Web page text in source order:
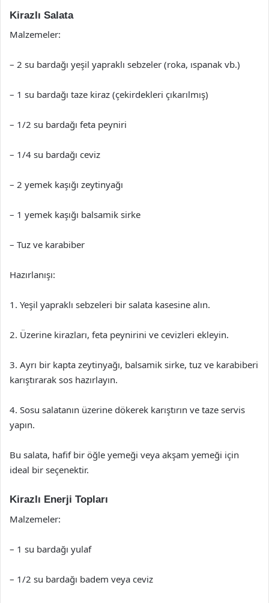
Kirazlı Salata
Malzemeler:
– 2 su bardağı yeşil yapraklı sebzeler (roka, ıspanak vb.)
– 1 su bardağı taze kiraz (çekirdekleri çıkarılmış)
– 1/2 su bardağı feta peyniri
– 1/4 su bardağı ceviz
– 2 yemek kaşığı zeytinyağı
– 1 yemek kaşığı balsamik sirke
– Tuz ve karabiber
Hazırlanışı:
1. Yeşil yapraklı sebzeleri bir salata kasesine alın.
2. Üzerine kirazları, feta peynirini ve cevizleri ekleyin.
3. Ayrı bir kapta zeytinyağı, balsamik sirke, tuz ve karabiberi
karıştırarak sos hazırlayın.
4. Sosu salatanın üzerine dökerek karıştırın ve taze servis
yapın.
Bu salata, hafif bir öğle yemeği veya akşam yemeği için
ideal bir seçenektir.
Kirazlı Enerji Topları
Malzemeler:
– 1 su bardağı yulaf
– 1/2 su bardağı badem veya ceviz